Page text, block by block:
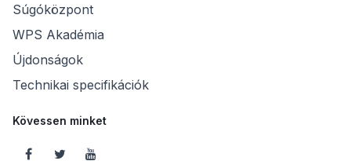
Súgóközpont
WPS Akadémia
Újdonságok
Technikai specifikációk
Kövessen minket